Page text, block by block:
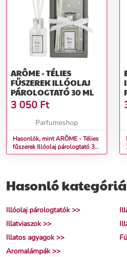
ARÔME - TÉLIES
FŰSZEREK ILLÓOLAJ
PÁROLOGTATÓ 30 ML
3 050 Ft
Parfumeshop
Hasonlók, mint ARÔME - Télies
fűszerek Illóolaj párologtató 30
ml
Hasonló
Illóolaj párologtatók >>
Illatviaszok >>
Illatos agyagok >>
Aromalámpák >>